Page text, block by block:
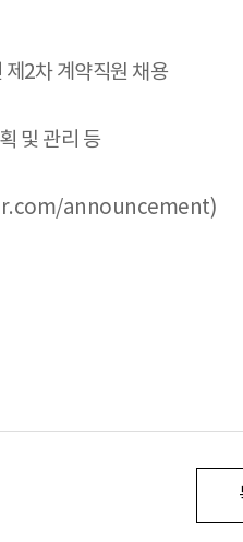
2차 계약직원 채용
및 관리 등
announcement)